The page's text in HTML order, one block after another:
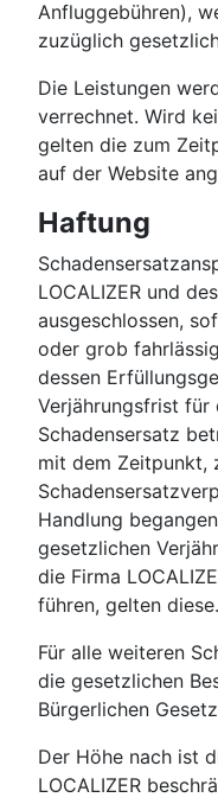
Anfluggebühren),
zuzüglich
Die Leistungen
verrechnet. Wird
gelten die zum
auf der Website
Haftung
LOCALIZER und
ausgeschlossen,
oder grob
dessen
Verjährungsfrist für
Schadensersatz
mit dem Zeitpunkt,
Handlung
gesetzlichen
die Firma
führen, gelten diese.
Für alle weiteren
die gesetzlichen
Bürgerlichen
Der Höhe nach ist
LOCALIZER